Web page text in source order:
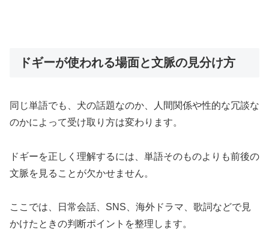
ドギーが使われる場面と文脈の見分け方
同じ単語でも、犬の話題なのか、人間関係や性的な冗談な
のかによって受け取り方は変わります。
ドギーを正しく理解するには、単語そのものよりも前後の
文脈を見ることが欠かせません。
ここでは、日常会話、SNS、海外ドラマ、歌詞などで見
かけたときの判断ポイントを整理します。